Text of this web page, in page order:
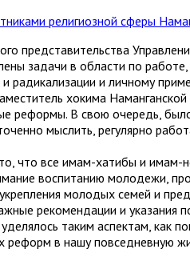
представительства
задачи в области по
радикализации и личному
хокима
реформы. В свою очередь,
мыслить, регулярно
что все имам-хатибы и
воспитанию молодежи,
молодых семей и
рекомендации и указания
таким аспектам, как
реформ в нашу повседневную